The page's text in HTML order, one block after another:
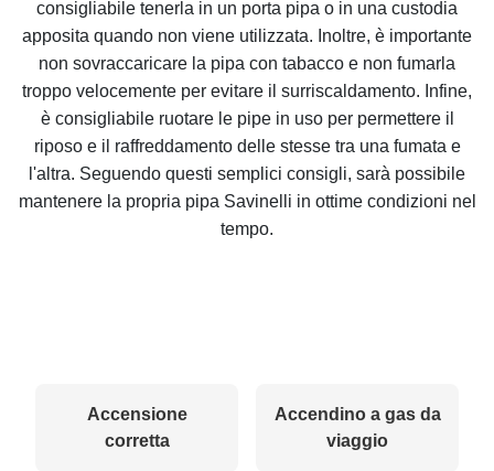
consigliabile tenerla in un porta pipa o in una custodia
apposita quando non viene utilizzata. Inoltre, è importante
non sovraccaricare la pipa con tabacco e non fumarla
troppo velocemente per evitare il surriscaldamento. Infine,
è consigliabile ruotare le pipe in uso per permettere il
riposo e il raffreddamento delle stesse tra una fumata e
l'altra. Seguendo questi semplici consigli, sarà possibile
mantenere la propria pipa Savinelli in ottime condizioni nel
tempo.
Accensione
corretta
Accendino a gas da
viaggio